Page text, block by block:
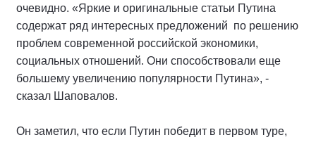
очевидно. «Яркие и оригинальные статьи Путина
содержат ряд интересных предложений по решению
проблем современной российской экономики,
социальных отношений. Они способствовали еще
большему увеличению популярности Путина», -
сказал Шаповалов.
Он заметил, что если Путин победит в первом туре,